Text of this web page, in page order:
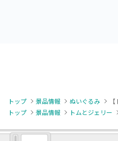
トップ 景品情報 ぬいぐるみ
トップ
景品情報 トムとジェリー